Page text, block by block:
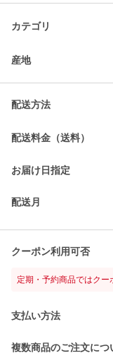
カテゴリ
産地
配送方法
配送料金（送料）
お届け日指定
配送月
クーポン利用可否
定期・予約商品ではク
支払い方法
複数商品のご注文につ